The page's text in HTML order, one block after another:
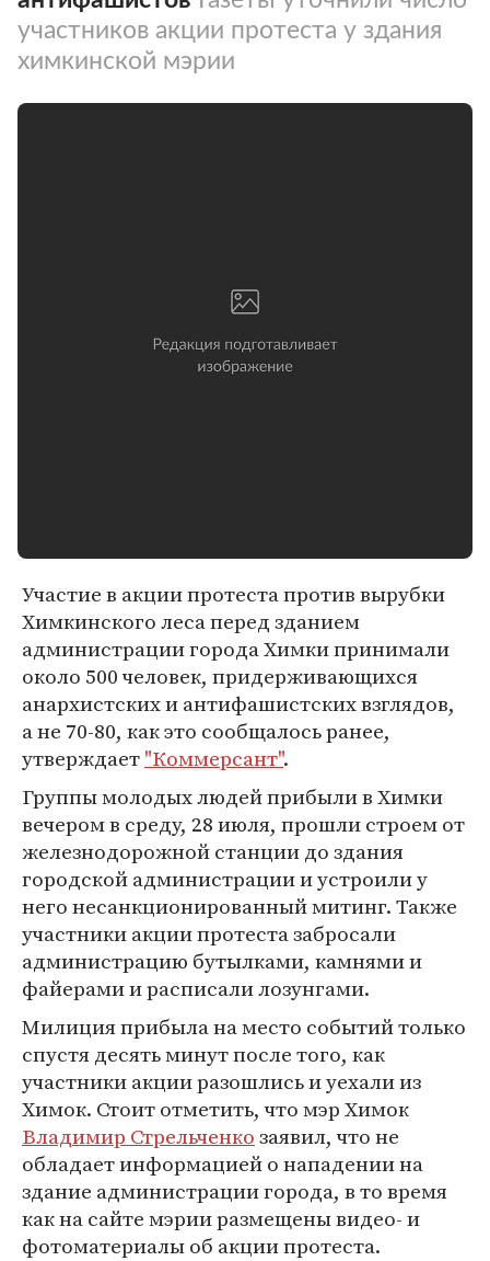
участников акции протеста у здания
химкинской мэрии
Участие в акции протеста против вырубки
Химкинского леса перед зданием
администрации города Химки принимали
около 500 человек, придерживающихся
анархистских и антифашистских взглядов,
а не 70-80, как это сообщалось ранее,
утверждает"Коммерсант".
Группы молодых людей прибыли в Химки
вечером в среду, 28 июля, прошли строем от
железнодорожной станции до здания
городской администрации и устроили у
него несанкционированный митинг. Также
участники акции протеста забросали
администрацию бутылками, камнями и
файерами и расписали лозунгами.
Милиция прибыла на место событий только
спустя десять минут после того, как
участники акции разошлись и уехали из
Химок. Стоит отметить, что мэр Химок
Владимир Стрельченкозаявил, что не
обладает информацией о нападении на
здание администрации города, в то время
как на сайте мэрии размещены видео- и
фотоматериалы об акции протеста.